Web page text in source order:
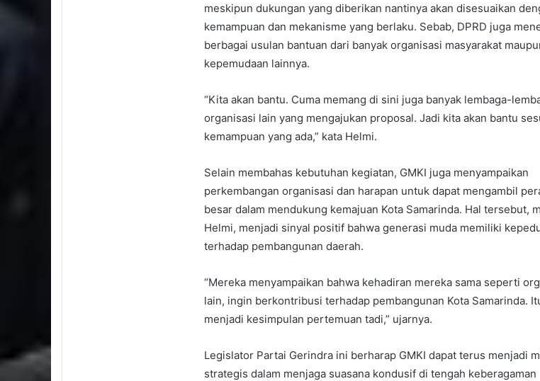
meskipun dukungan yang diberikan nantinya akan disesuaikan
kemampuan dan mekanisme yang berlaku. Sebab, DPRD juga
berbagai usulan bantuan dari banyak organisasi masyarakat
kepemudaan lainnya.
“Kita akan bantu. Cuma memang di sini juga banyak lembaga-
organisasi lain yang mengajukan proposal. Jadi kita akan bantu
kemampuan yang ada,” kata Helmi.
Selain membahas kebutuhan kegiatan, GMKI juga menyampaikan
perkembangan organisasi dan harapan untuk dapat mengambil
besar dalam mendukung kemajuan Kota Samarinda. Hal tersebut,
Helmi, menjadi sinyal positif bahwa generasi muda memiliki
terhadap pembangunan daerah.
“Mereka menyampaikan bahwa kehadiran mereka sama seperti
lain, ingin berkontribusi terhadap pembangunan Kota Samarinda.
menjadi kesimpulan pertemuan tadi,” ujarnya.
Legislator Partai Gerindra ini berharap GMKI dapat terus menjadi
strategis dalam menjaga suasana kondusif di tengah keberagaman